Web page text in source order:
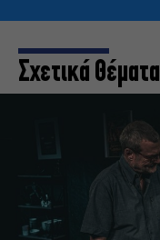
Σχετικά Θέματα